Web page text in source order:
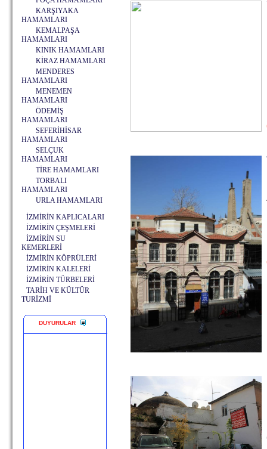
KARŞIYAKA
HAMAMLARI
KEMALPAŞA
HAMAMLARI
KINIK HAMAMLARI
KİRAZ HAMAMLARI
MENDERES
HAMAMLARI
MENEMEN
HAMAMLARI
ÖDEMİŞ
HAMAMLARI
SEFERİHİSAR
HAMAMLARI
SELÇUK
HAMAMLARI
TİRE HAMAMLARI
TORBALI
HAMAMLARI
URLA HAMAMLARI
İZMİRİN KAPLICALARI
İZMİRİN ÇEŞMELERİ
İZMİRİN SU
KEMERLERİ
İZMİRİN KÖPRÜLERİ
İZMİRİN KALELERİ
İZMİRİN TÜRBELERİ
TARİH VE KÜLTÜR
TURİZMİ
DUYURULAR